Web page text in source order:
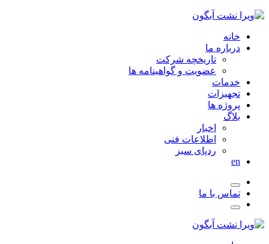
خانه
درباره ما
تاریخچه شرکت
عضویت و گواهینامه ها
خدمات
تجهیزات
پروژه ها
بلاگ
اخبار
اطلاعات فنی
ردپای سبز
en
تماس با ما